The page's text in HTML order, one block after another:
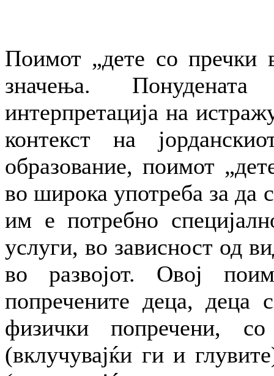
Поимот „дете со пречки
значења.
интерпретација на
контекст на
образование, поимот
во широка употреба за да
им е потребно
услуги, во зависност од
во развојот. Овој
попречените деца, деца
физички попречени,
(вклучувајќи ги и